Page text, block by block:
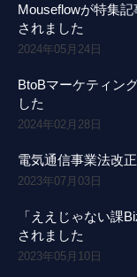
Mouseflowが特集
されました
2024年05月24日
BtoBマーケティン
した
2024年02月28日
電気通信事業法改
2023年07月03日
「ええじゃない課
されました
2023年05月10日